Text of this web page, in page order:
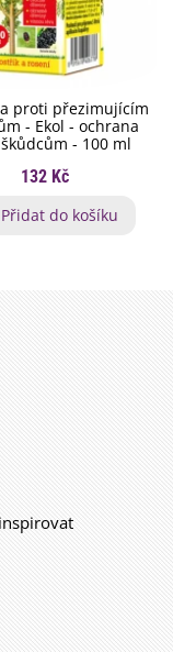
proti přezimujícím
- Ekol - ochrana
- 100 ml
132 Kč
Přidat do košíku